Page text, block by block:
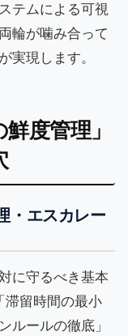
テムによる可視
輪が噛み合って
実現します。
度管理」
・エスカレー
に守るべき基本
滞留時間の最小
ルールの徹底」